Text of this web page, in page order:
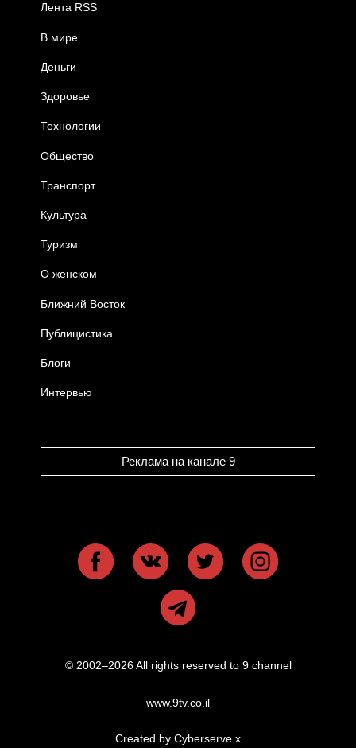
Лента RSS
В мире
Деньги
Здоровье
Технологии
Общество
Транспорт
Культура
Туризм
О женском
Ближний Восток
Публицистика
Блоги
Интервью
Реклама на канале 9
© 2002–2026 All rights reserved to 9 channel
www.9tv.co.il
Created by Cyberserve x